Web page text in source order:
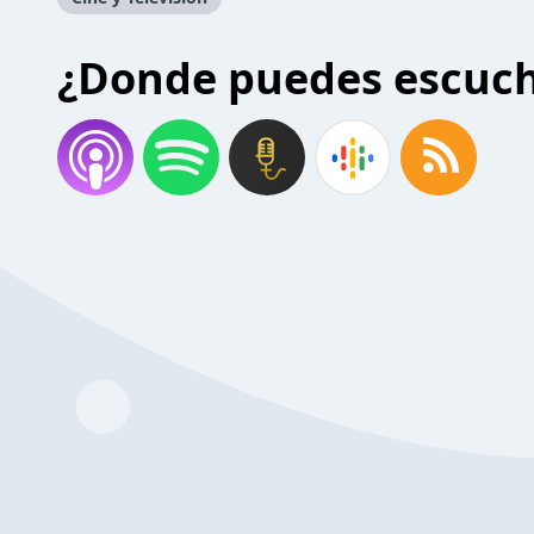
¿Donde puedes